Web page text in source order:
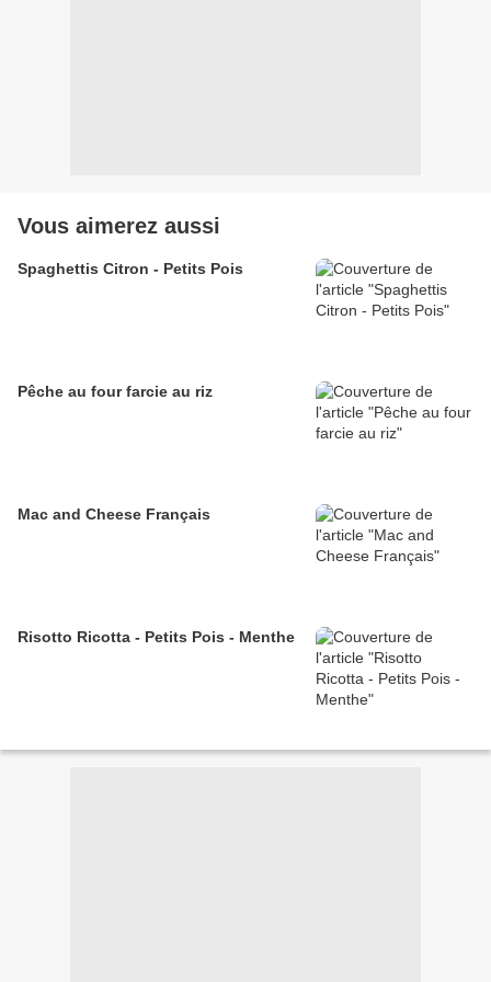
Vous aimerez aussi
Spaghettis Citron - Petits Pois
Pêche au four farcie au riz
Mac and Cheese Français
Risotto Ricotta - Petits Pois - Menthe